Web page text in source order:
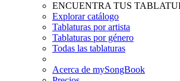
ENCUENTRA TUS
Explorar catálogo
Tablaturas por artista
Tablaturas por género
Todas las tablaturas
Acerca de mySongBook